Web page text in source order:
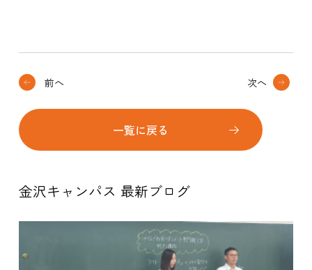
前へ
一覧に戻る
次へ
金沢キャンパス 最新ブログ